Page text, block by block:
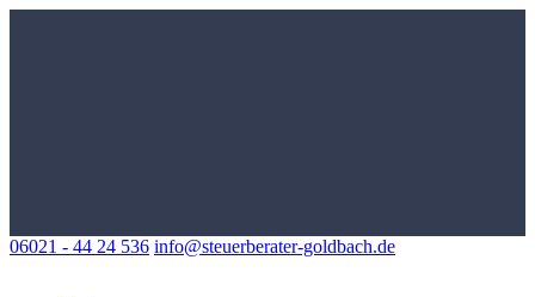
06021 - 44 24 536 info@steuerberater-goldbach.de